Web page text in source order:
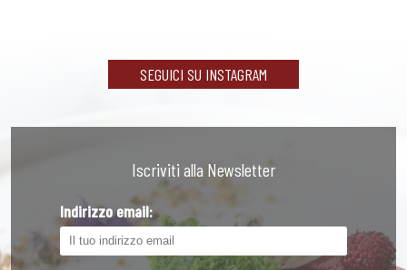
SEGUICI SU INSTAGRAM
Iscriviti alla Newsletter
Indirizzo email: